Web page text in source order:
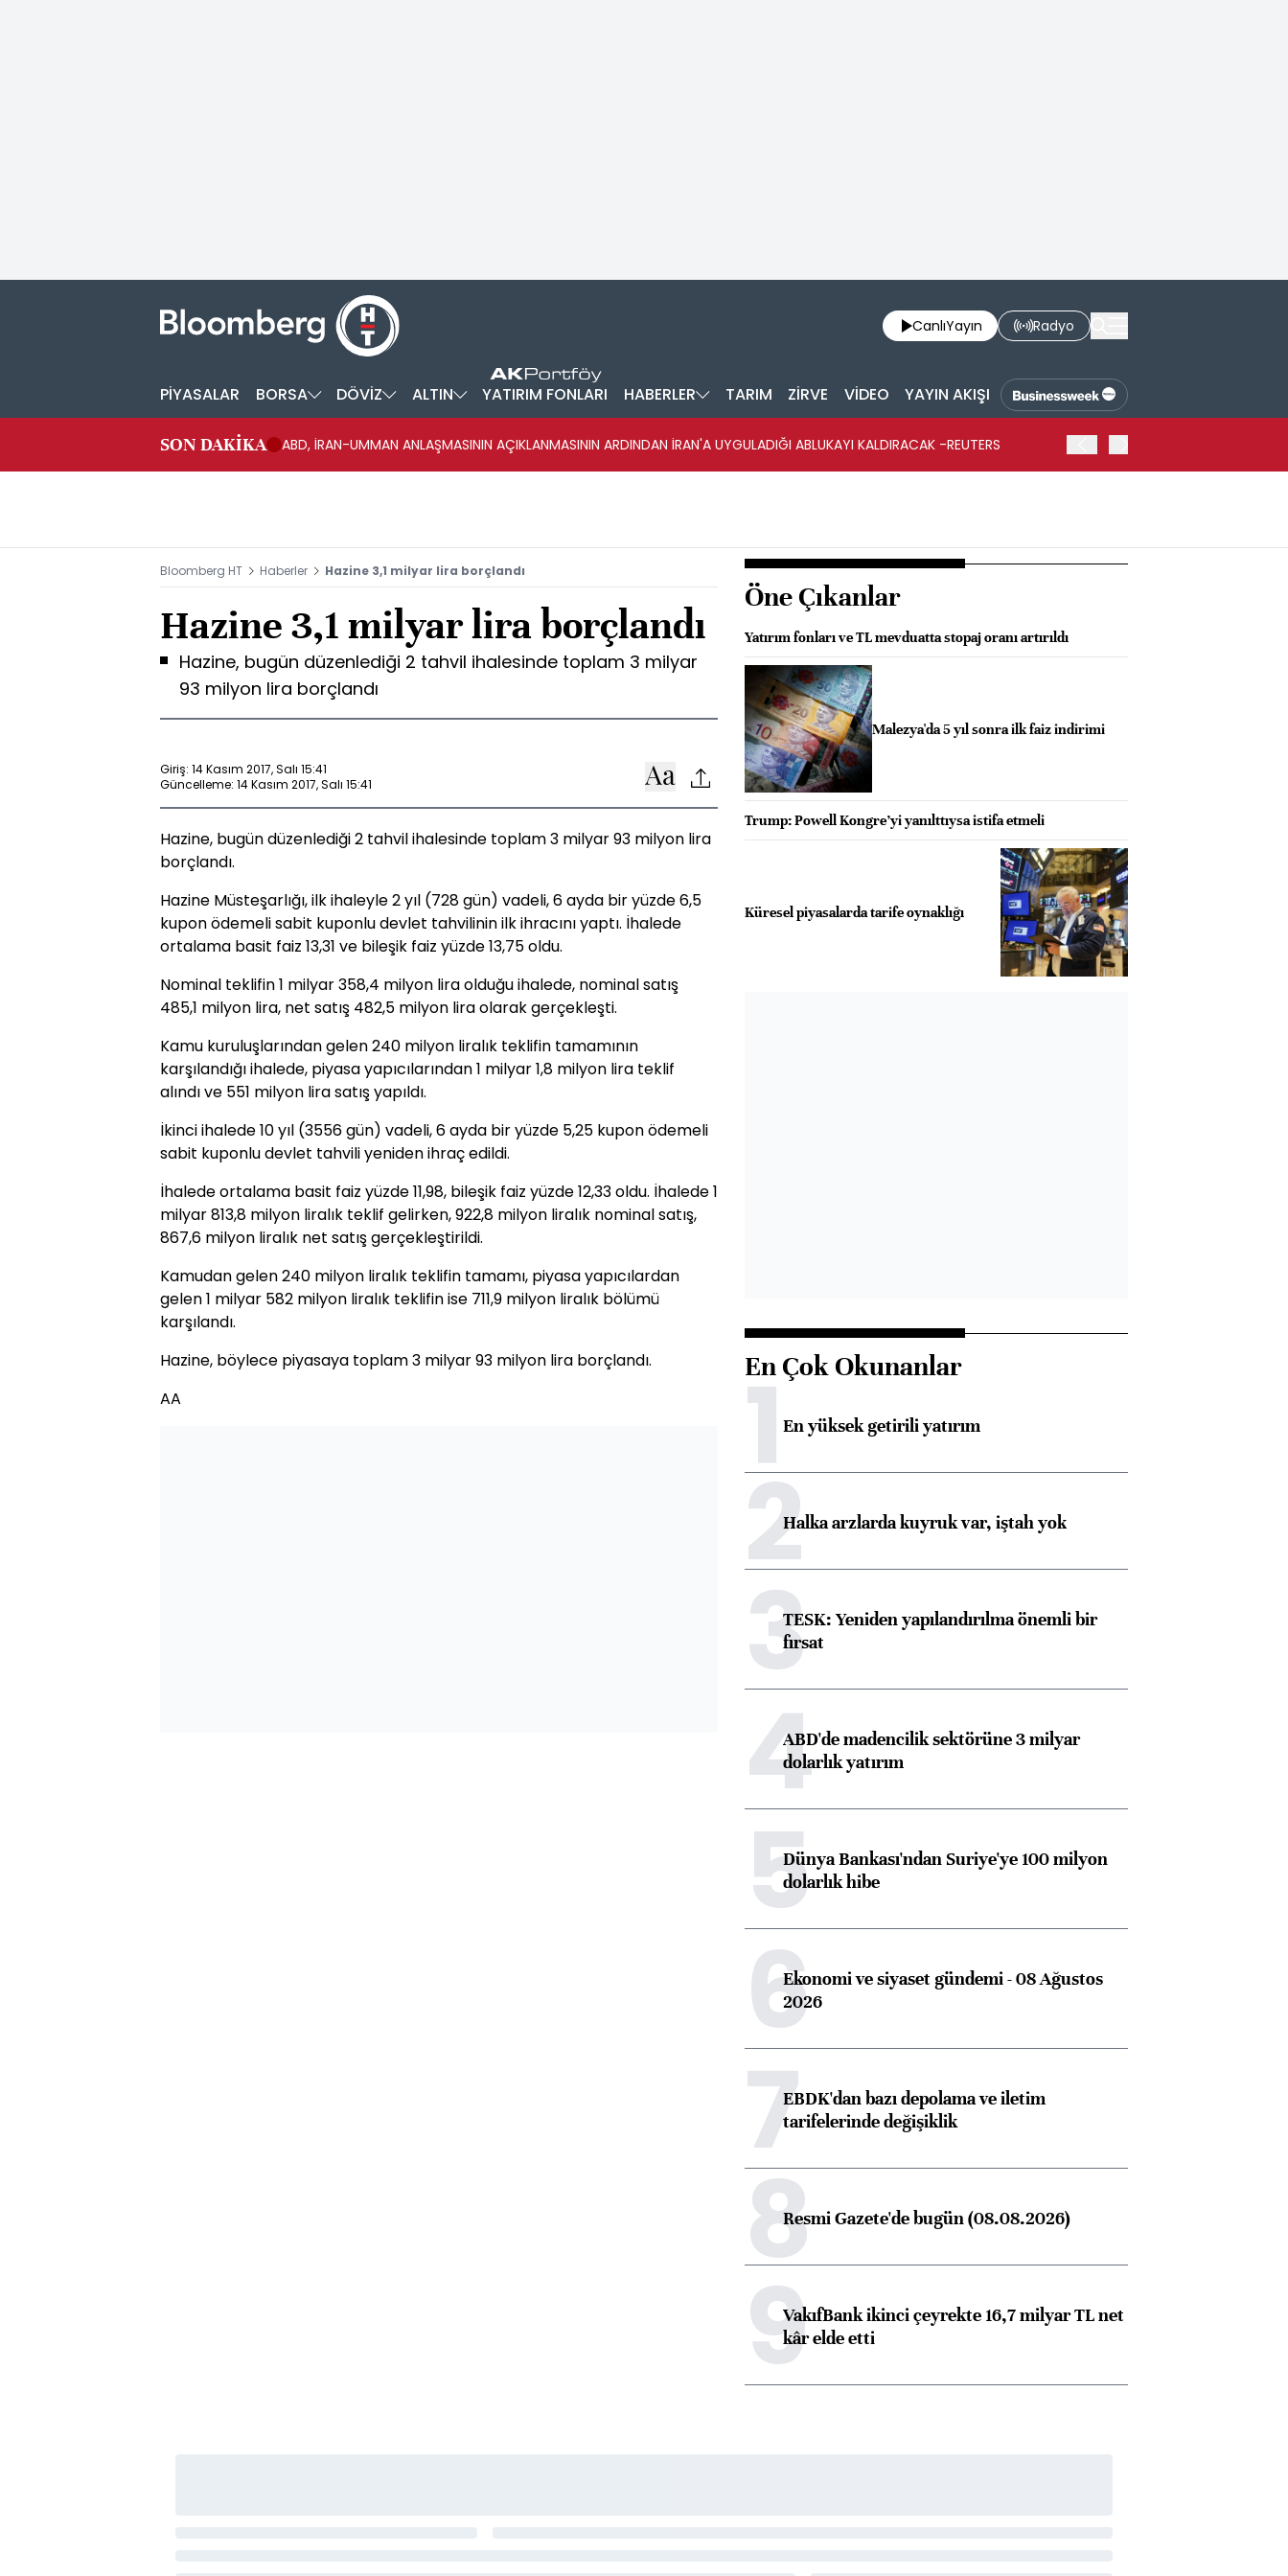
CanlıYayın Radyo
PİYASALAR BORSA DÖVİZ ALTIN YATIRIM FONLARI HABERLER TARIM ZİRVE VİDEO YAYIN AKIŞI
SON DAKİKA ABD, İRAN-UMMAN ANLAŞMASININ AÇIKLANMASININ ARDINDAN İRAN'A UYGULADIĞI ABLUKAYI KALDIRACAK -REUTERS
Bloomberg HT Haberler Hazine 3,1 milyar lira borçlandı
Hazine 3,1 milyar lira borçlandı
Hazine, bugün düzenlediği 2 tahvil ihalesinde toplam 3 milyar
93 milyon lira borçlandı
Giriş: 14 Kasım 2017, Salı 15:41
Güncelleme: 14 Kasım 2017, Salı 15:41
Hazine, bugün düzenlediği 2 tahvil ihalesinde toplam 3 milyar 93 milyon lira
borçlandı.
Hazine Müsteşarlığı, ilk ihaleyle 2 yıl (728 gün) vadeli, 6 ayda bir yüzde 6,5
kupon ödemeli sabit kuponlu devlet tahvilinin ilk ihracını yaptı. İhalede
ortalama basit faiz 13,31 ve bileşik faiz yüzde 13,75 oldu.
Nominal teklifin 1 milyar 358,4 milyon lira olduğu ihalede, nominal satış
485,1 milyon lira, net satış 482,5 milyon lira olarak gerçekleşti.
Kamu kuruluşlarından gelen 240 milyon liralık teklifin tamamının
karşılandığı ihalede, piyasa yapıcılarından 1 milyar 1,8 milyon lira teklif
alındı ve 551 milyon lira satış yapıldı.
İkinci ihalede 10 yıl (3556 gün) vadeli, 6 ayda bir yüzde 5,25 kupon ödemeli
sabit kuponlu devlet tahvili yeniden ihraç edildi.
İhalede ortalama basit faiz yüzde 11,98, bileşik faiz yüzde 12,33 oldu. İhalede 1
milyar 813,8 milyon liralık teklif gelirken, 922,8 milyon liralık nominal satış,
867,6 milyon liralık net satış gerçekleştirildi.
Kamudan gelen 240 milyon liralık teklifin tamamı, piyasa yapıcılardan
gelen 1 milyar 582 milyon liralık teklifin ise 711,9 milyon liralık bölümü
karşılandı.
Hazine, böylece piyasaya toplam 3 milyar 93 milyon lira borçlandı.
AA
Öne Çıkanlar
Yatırım fonları ve TL mevduatta stopaj oranı artırıldı
Malezya'da 5 yıl sonra ilk faiz indirimi
Trump: Powell Kongre’yi yanılttıysa istifa etmeli
Küresel piyasalarda tarife oynaklığı
En Çok Okunanlar
1En yüksek getirili yatırım
2Halka arzlarda kuyruk var, iştah yok
3TESK: Yeniden yapılandırılma önemli bir
fırsat
4ABD'de madencilik sektörüne 3 milyar
dolarlık yatırım
5Dünya Bankası'ndan Suriye'ye 100 milyon
dolarlık hibe
6Ekonomi ve siyaset gündemi - 08 Ağustos
2026
7EBDK'dan bazı depolama ve iletim
tarifelerinde değişiklik
8Resmi Gazete'de bugün (08.08.2026)
9VakıfBank ikinci çeyrekte 16,7 milyar TL net
kâr elde etti